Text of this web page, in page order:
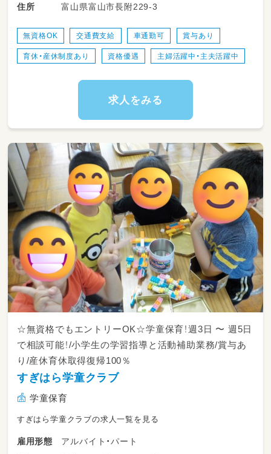
（宿題やワーク 解答あります）・見守り
・預かり保育業務
・児童の自由時間の安全な見守り、イベント活動
の補助
・送迎
住所
富山県富山市長附229-3
無資格OK 交通費支給 車通勤可 賞与あり
育休・産休制度あり 資格優遇 主婦活躍中・主夫活躍中
求人をみる
☆無資格でもエントリーOK☆学童保育！週3日 〜 週5日
で相談可能！/小学生の学習指導と活動補助業務/賞与あ
り/産休育休取得復帰100％
すぎはら学童クラブ
学童保育
すぎはら学童クラブの求人一覧を見る
雇用形態
アルバイト・パート